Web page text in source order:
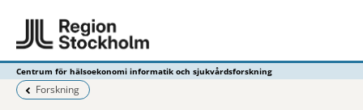
Centrum för hälsoekonomi informatik och sjukvårdsforskning
Föregående sida:
Forskning